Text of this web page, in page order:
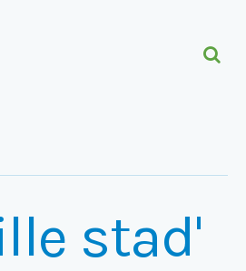
stad'